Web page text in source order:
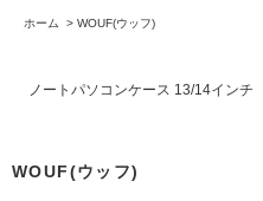
ホーム > WOUF(ウッフ)
ノートパソコンケース 13/14インチ
WOUF(ウッフ)